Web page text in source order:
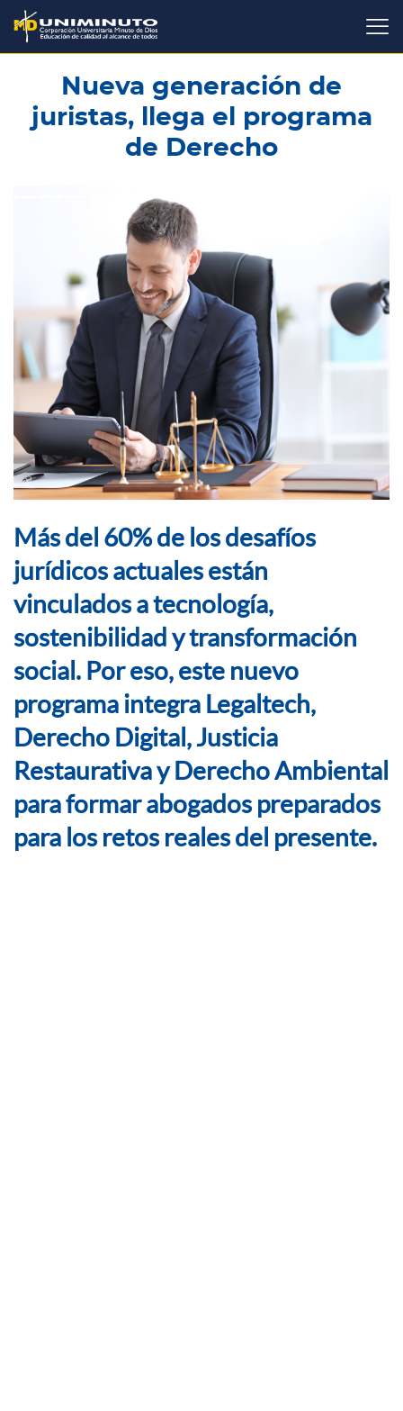
Pasar
contenido
principal
Nueva generación de
juristas, llega el programa
de Derecho
Más del 60% de los desafíos
jurídicos actuales están
vinculados a tecnología,
sostenibilidad y transformación
social. Por eso, este nuevo
programa integra Legaltech,
Derecho Digital, Justicia
Restaurativa y Derecho Ambiental
para formar abogados preparados
para los retos reales del presente.